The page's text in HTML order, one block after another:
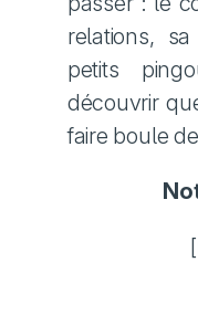
relations,
petits
découvrir
faire boule